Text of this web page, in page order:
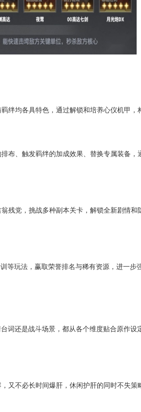
绊均各具特色，通过解锁和培养心仪机甲，
布、触发羁绊的加成效果、替换专属装备，
残党，挑战多种副本关卡，解锁全新剧情和
等玩法，赢取荣誉排名与稀有资源，进一步
词还是战斗场景，都从各个维度贴合原作设
又不必长时间爆肝，休闲护肝的同时不失策